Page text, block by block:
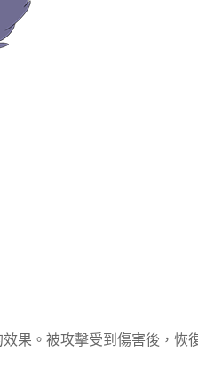
果。被攻擊受到傷害後，恢